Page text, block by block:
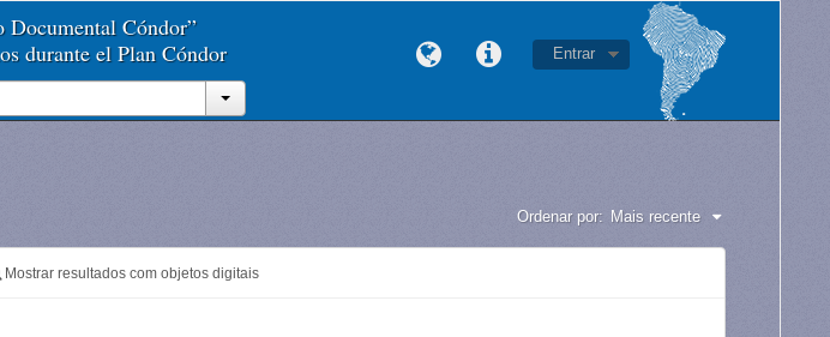
Documental Cóndor”
durante el Plan Cóndor
Entrar
Ordenar por: Mais recente
Mostrar resultados com objetos digitais